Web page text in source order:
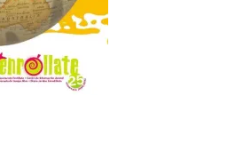
estreno de La
Christopher
de vídeo
selección de
con la
y los